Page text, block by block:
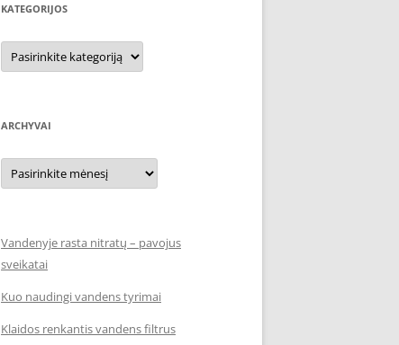
KATEGORIJOS
Kategorijos
ARCHYVAI
Archyvai
Vandenyje rasta nitratų – pavojus
sveikatai
Kuo naudingi vandens tyrimai
Klaidos renkantis vandens filtrus